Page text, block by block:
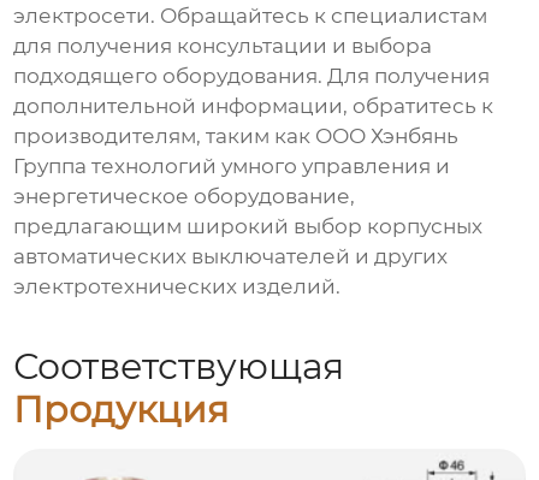
электросети. Обращайтесь к специалистам
для получения консультации и выбора
подходящего оборудования. Для получения
дополнительной информации, обратитесь к
производителям, таким как ООО Хэнбянь
Группа технологий умного управления и
энергетическое оборудование,
предлагающим широкий выбор корпусных
автоматических выключателей и других
электротехнических изделий.
Соответствующая
Продукция